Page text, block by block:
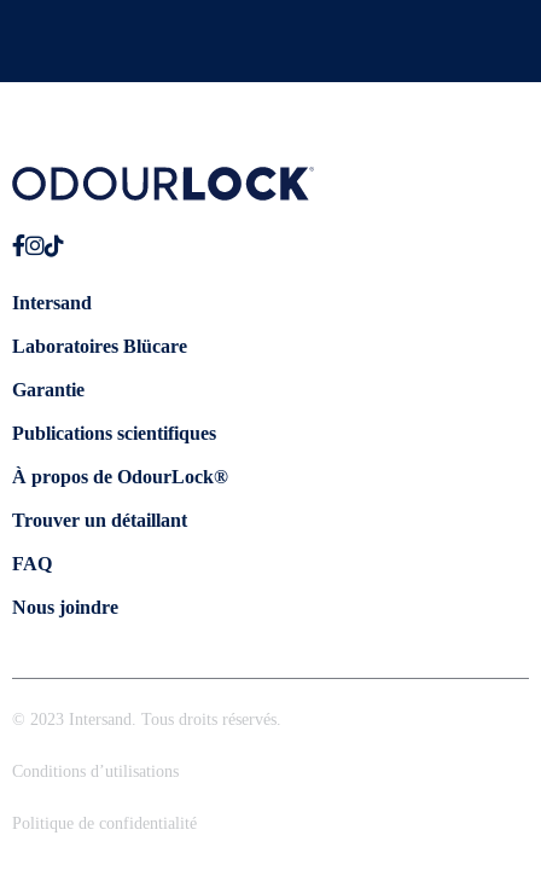
Intersand
Laboratoires Blücare
Garantie
Publications scientifiques
À propos de OdourLock®
Trouver un détaillant
FAQ
Nous joindre
© 2023 Intersand. Tous droits réservés.
Conditions d’utilisations
Politique de confidentialité